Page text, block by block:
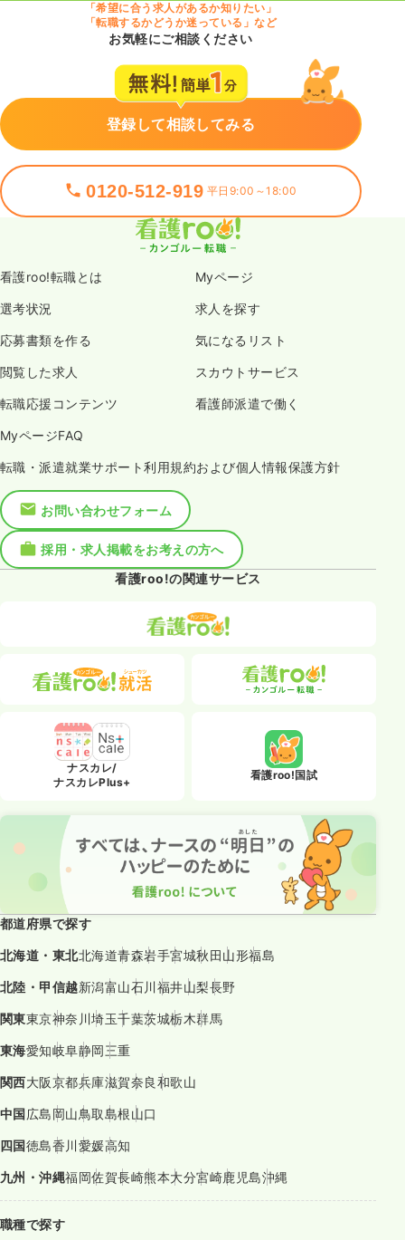
「希望に合う求人があるか知りたい」
「転職するかどうか迷っている」など
お気軽にご相談ください
登録して相談してみる
0120-512-919 平日9:00～18:00
看護roo!転職とは Myページ
選考状況 求人を探す
応募書類を作る 気になるリスト
閲覧した求人 スカウトサービス
転職応援コンテンツ 看護師派遣で働く
MyページFAQ
転職・派遣就業サポート利用規約および個人情報保護方針
お問い合わせフォーム
採用・求人掲載をお考えの方へ
看護roo!の関連サービス
ナスカレ/
ナスカレPlus+
看護roo!国試
都道府県で探す
北海道・東北北海道青森岩手宮城秋田山形福島
北陸・甲信越新潟富山石川福井山梨長野
関東東京神奈川埼玉千葉茨城栃木群馬
東海愛知岐阜静岡三重
関西大阪京都兵庫滋賀奈良和歌山
中国広島岡山鳥取島根山口
四国徳島香川愛媛高知
九州・沖縄福岡佐賀長崎熊本大分宮崎鹿児島沖縄
職種で探す